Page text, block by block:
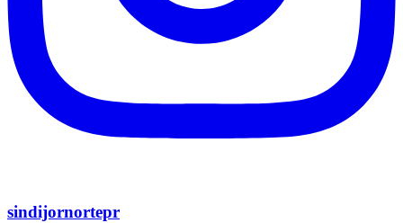
sindijornortepr